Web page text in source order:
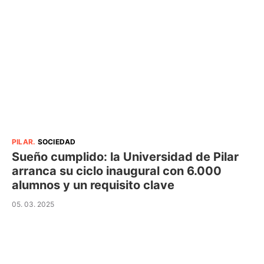
PILAR. SOCIEDAD
Sueño cumplido: la Universidad de Pilar
arranca su ciclo inaugural con 6.000
alumnos y un requisito clave
05. 03. 2025